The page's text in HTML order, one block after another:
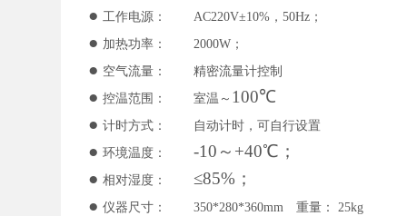
● 工作电源： AC220V±10%，50Hz；
● 加热功率： 2000W；
● 空气流量： 精密流量计控制
● 控温范围： 室温～ 100℃
● 计时方式： 自动计时，可自行设置
● 环境温度：
-10～+40℃；
● 相对湿度：
≤85%；
● 仪器尺寸： 350*280*360mm 重量 ： 25kg